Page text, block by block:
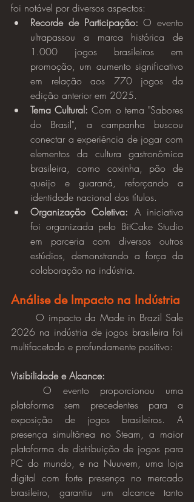
foi notável por diversos aspectos:
Recorde de Participação: O evento
ultrapassou a marca histórica de
1.000 jogos brasileiros em
promoção, um aumento significativo
em relação aos 770 jogos da
edição anterior em 2025.
Tema Cultural: Com o tema "Sabores
do Brasil", a campanha buscou
conectar a experiência de jogar com
elementos da cultura gastronômica
brasileira, como coxinha, pão de
queijo e guaraná, reforçando a
identidade nacional dos títulos.
Organização Coletiva: A iniciativa
foi organizada pelo BitCake Studio
em parceria com diversos outros
estúdios, demonstrando a força da
colaboração na indústria.
Análise de Impacto na Indústria
	O impacto da Made in Brazil Sale
2026 na indústria de jogos brasileira foi
multifacetado e profundamente positivo:
Visibilidade e Alcance:
	O evento proporcionou uma
plataforma sem precedentes para a
exposição de jogos brasileiros. A
presença simultânea no Steam, a maior
plataforma de distribuição de jogos para
PC do mundo, e na Nuuvem, uma loja
digital com forte presença no mercado
brasileiro, garantiu um alcance tanto